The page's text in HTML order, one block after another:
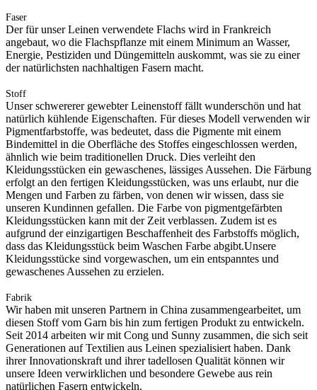
Faser
Der für unser Leinen verwendete Flachs wird in Frankreich
angebaut, wo die Flachspflanze mit einem Minimum an Wasser,
Energie, Pestiziden und Düngemitteln auskommt, was sie zu einer
der natürlichsten nachhaltigen Fasern macht.
Stoff
Unser schwererer gewebter Leinenstoff fällt wunderschön und hat
natürlich kühlende Eigenschaften. Für dieses Modell verwenden wir
Pigmentfarbstoffe, was bedeutet, dass die Pigmente mit einem
Bindemittel in die Oberfläche des Stoffes eingeschlossen werden,
ähnlich wie beim traditionellen Druck. Dies verleiht den
Kleidungsstücken ein gewaschenes, lässiges Aussehen. Die Färbung
erfolgt an den fertigen Kleidungsstücken, was uns erlaubt, nur die
Mengen und Farben zu färben, von denen wir wissen, dass sie
unseren Kundinnen gefallen. Die Farbe von pigmentgefärbten
Kleidungsstücken kann mit der Zeit verblassen. Zudem ist es
aufgrund der einzigartigen Beschaffenheit des Farbstoffs möglich,
dass das Kleidungsstück beim Waschen Farbe abgibt.Unsere
Kleidungsstücke sind vorgewaschen, um ein entspanntes und
gewaschenes Aussehen zu erzielen.
Fabrik
Wir haben mit unseren Partnern in China zusammengearbeitet, um
diesen Stoff vom Garn bis hin zum fertigen Produkt zu entwickeln.
Seit 2014 arbeiten wir mit Cong und Sunny zusammen, die sich seit
Generationen auf Textilien aus Leinen spezialisiert haben. Dank
ihrer Innovationskraft und ihrer tadellosen Qualität können wir
unsere Ideen verwirklichen und besondere Gewebe aus rein
natürlichen Fasern entwickeln.